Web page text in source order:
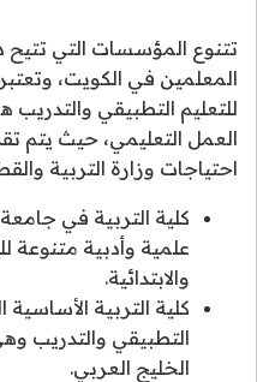
تتنوع المؤسسات التي تتيح
المعلمين في الكويت،
للتعليم التطبيقي
العمل التعليمي، حيث يتم
احتياجات وزارة التربية
كلية التربية في
علمية وأدبية متنوعة
والابتدائية.
كلية التربية الأساسية
التطبيقي والتدريب
الخليج العربي.